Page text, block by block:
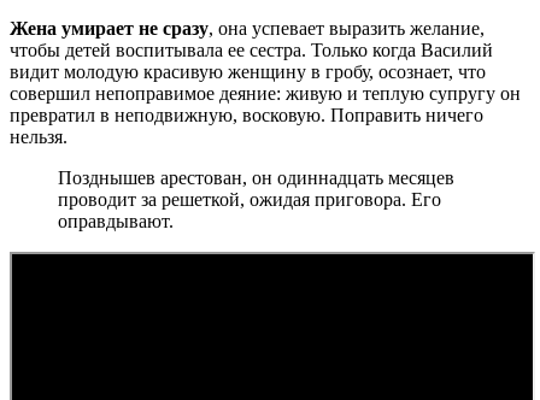
Жена умирает не сразу, она успевает выразить желание,
чтобы детей воспитывала ее сестра. Только когда Василий
видит молодую красивую женщину в гробу, осознает, что
совершил непоправимое деяние: живую и теплую супругу он
превратил в неподвижную, восковую. Поправить ничего
нельзя.
Позднышев арестован, он одиннадцать месяцев
проводит за решеткой, ожидая приговора. Его
оправдывают.